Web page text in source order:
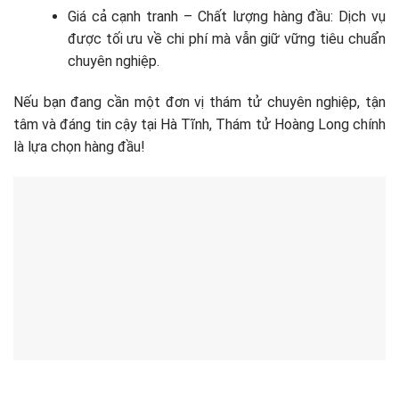
Giá cả cạnh tranh – Chất lượng hàng đầu: Dịch vụ
được tối ưu về chi phí mà vẫn giữ vững tiêu chuẩn
chuyên nghiệp.
Nếu bạn đang cần một đơn vị thám tử chuyên nghiệp, tận
tâm và đáng tin cậy tại Hà Tĩnh, Thám tử Hoàng Long chính
là lựa chọn hàng đầu!